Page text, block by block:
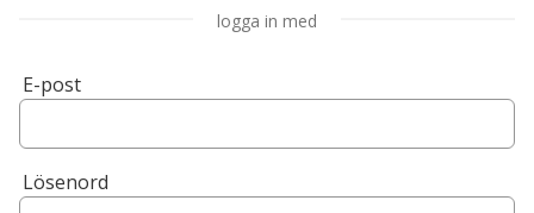
logga in med
E-post
Lösenord